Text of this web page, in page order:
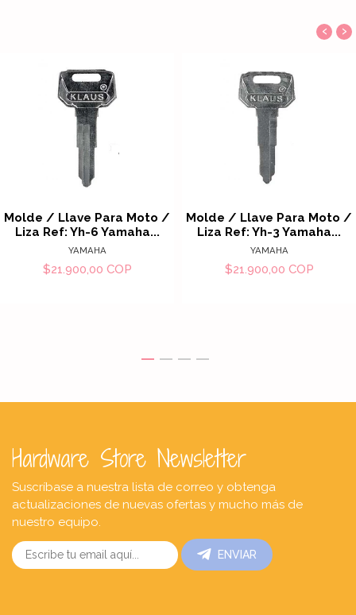
Molde / Llave Para Moto /
Liza Ref: Yh-6 Yamaha...
YAMAHA
$21.900,00 COP
Molde / Llave Para Moto /
Liza Ref: Yh-3 Yamaha...
YAMAHA
$21.900,00 COP
‹ ›
Hardware Store Newsletter
Suscríbase a nuestra lista de correo y obtenga
actualizaciones de nuevas ofertas y mucho más de
nuestro equipo.
ENVIAR